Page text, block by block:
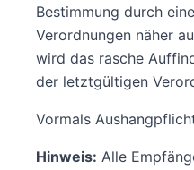
Bestimmung durch
Verordnungen näher
wird das rasche
der letztgültigen
Vormals
Hinweis: Alle